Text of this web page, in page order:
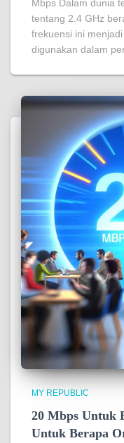
Mbps Dalam dunia
tentang 2.4 GHz
frekuensi ini
digunakan dalam
MY REPUBLIC
20 Mbps Untuk
Untuk Berapa